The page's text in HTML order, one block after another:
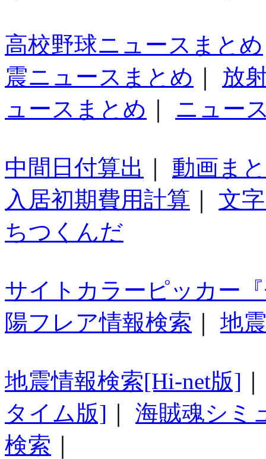
高校野球ニュースまとめ
震ニュースまとめ
放
ュースまとめ
ニュー
中間日付算出
動画ま
入居初期費用計算
文
ちつくんだ
サイトカラーピッカー
陽フレア情報検索
地
地震情報検索[Hi-net版]
タイム版]
海賊魂シミ
検索